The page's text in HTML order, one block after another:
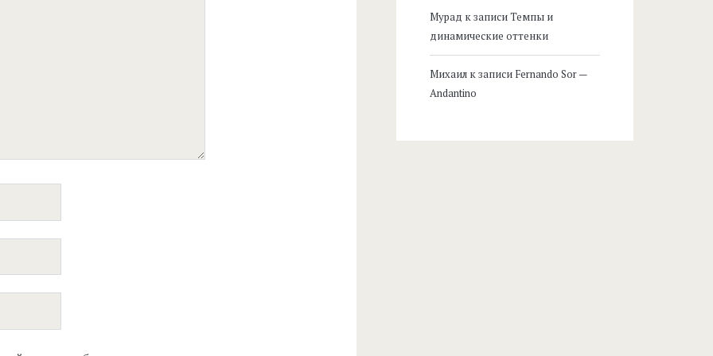
Мурад к записиТемпы и
динамические оттенки
Михаил к записи Fernando Sor —
Andantino